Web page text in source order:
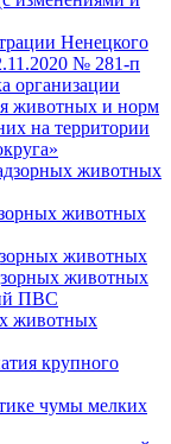
Ненецкого
№ 281-п
организации
животных и норм
на территории
животных
животных
животных
животных
ПВС
животных
крупного
чумы мелких